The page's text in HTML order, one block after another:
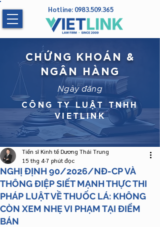
Hotline: 0983.509.365
CHỨNG KHOÁN &
NGÂN HÀNG
Ngày đăng
CÔNG TY LUẬT TNHH
VIETLINK
NGHỊ ĐỊNH 90/2026/NĐ-CP VÀ
THÔNG ĐIỆP SIẾT MẠNH THỰC THI
PHÁP LUẬT VỀ THUỐC LÁ: KHÔNG
CÒN XEM NHẸ VI PHẠM TẠI ĐIỂM
BÁN
Tiến sĩ Kinh tế Dương Thái Trung
15 thg 47 phút đọc